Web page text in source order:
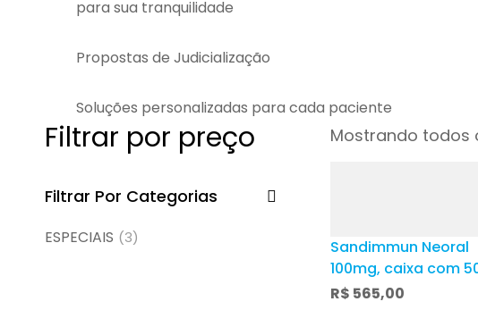
para sua tranquilidade
Propostas de Judicialização
Soluções personalizadas para cada paciente
Filtrar por preço
Filtrar Por Categorias
ESPECIAIS (3)
Mostrando todos
Sandimmun Neoral
100mg, caixa com
cápsulas
R$ 565,00